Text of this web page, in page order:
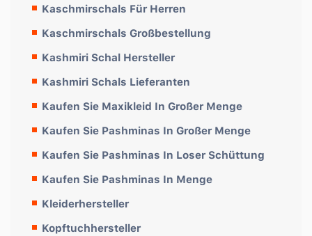
Kaschmirschals Für Herren
Kaschmirschals Großbestellung
Kashmiri Schal Hersteller
Kashmiri Schals Lieferanten
Kaufen Sie Maxikleid In Großer Menge
Kaufen Sie Pashminas In Großer Menge
Kaufen Sie Pashminas In Loser Schüttung
Kaufen Sie Pashminas In Menge
Kleiderhersteller
Kopftuchhersteller